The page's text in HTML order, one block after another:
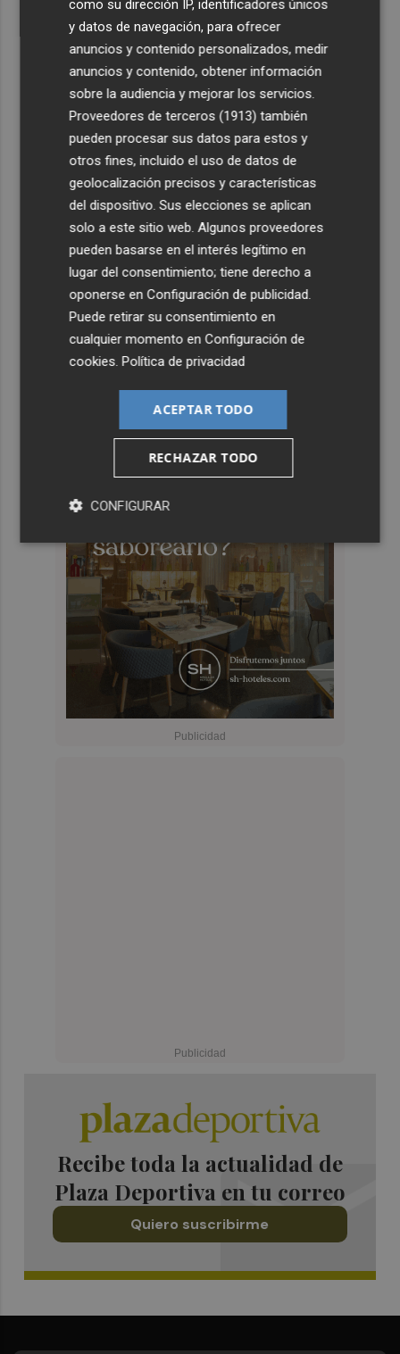
Recibe toda la actualidad de
Plaza Deportiva en tu correo
Quiero suscribirme
como su dirección IP, identificadores únicos
y datos de navegación, para ofrecer
anuncios y contenido personalizados, medir
anuncios y contenido, obtener información
sobre la audiencia y mejorar los servicios.
Proveedores de terceros (1913) también
pueden procesar sus datos para estos y
otros fines, incluido el uso de datos de
geolocalización precisos y características
del dispositivo. Sus elecciones se aplican
solo a este sitio web. Algunos proveedores
pueden basarse en el interés legítimo en
lugar del consentimiento; tiene derecho a
oponerse enConfiguración de publicidad
Puede retirar su consentimiento en
cualquier momento enConfiguración de
cookies .Política de privacidad
ACEPTAR TODO
RECHAZAR TODO
CONFIGURAR